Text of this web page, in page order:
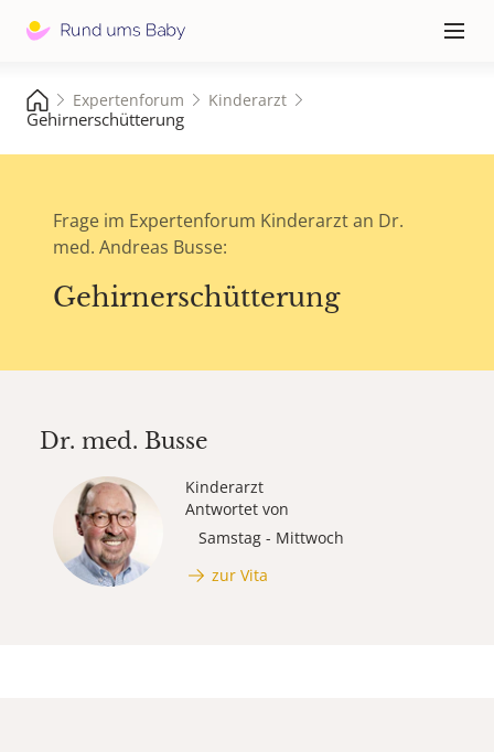
≡
Expertenforum Kinderarzt
Gehirnerschütterung
Frage im Expertenforum Kinderarzt an Dr.
med. Andreas Busse:
Gehirnerschütterung
Dr. med. Busse
Kinderarzt
Antwortet von
Samstag - Mittwoch
zur Vita